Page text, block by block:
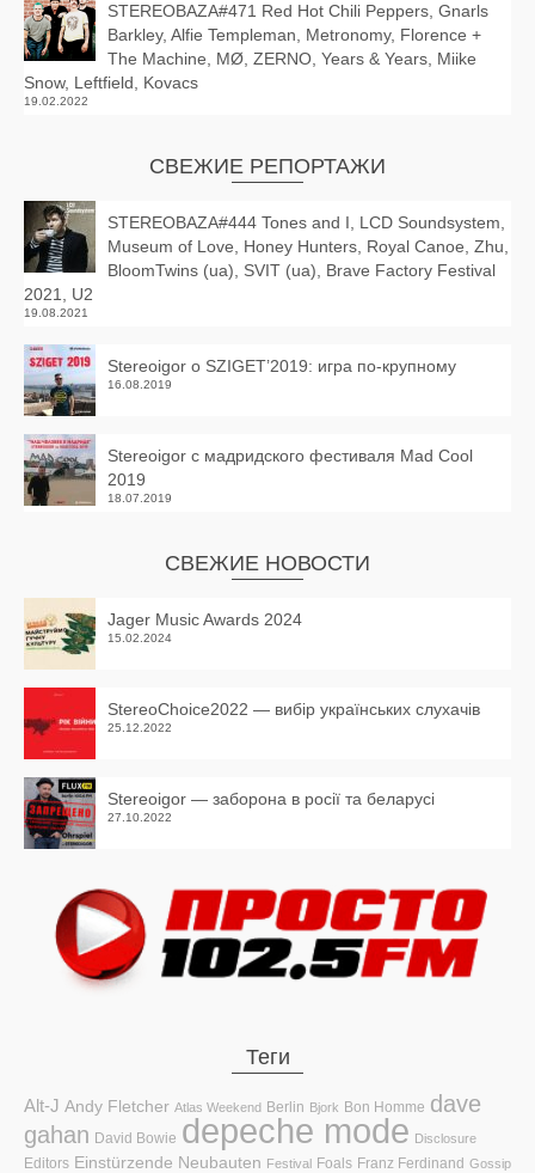
STEREOBAZA#471 Red Hot Chili Peppers, Gnarls
Barkley, Alfie Templeman, Metronomy, Florence +
The Machine, MØ, ZERNO, Years & Years, Miike
Snow, Leftfield, Kovacs
19.02.2022
СВЕЖИЕ РЕПОРТАЖИ
STEREOBAZA#444 Tones and I, LCD Soundsystem,
Museum of Love, Honey Hunters, Royal Canoe, Zhu,
BloomTwins (ua), SVIT (ua), Brave Factory Festival
2021, U2
19.08.2021
Stereoigor о SZIGET’2019: игра по-крупному
16.08.2019
Stereoigor с мадридского фестиваля Mad Cool
2019
18.07.2019
СВЕЖИЕ НОВОСТИ
Jager Music Awards 2024
15.02.2024
StereoChoice2022 — вибір українських слухачів
25.12.2022
Stereoigor — заборона в росії та беларусі
27.10.2022
Теги
Alt-J Andy Fletcher Atlas Weekend Berlin Bjork Bon Homme dave
gahan David Bowie depeche mode Disclosure
Editors Einstürzende Neubauten Festival Foals Franz Ferdinand Gossip